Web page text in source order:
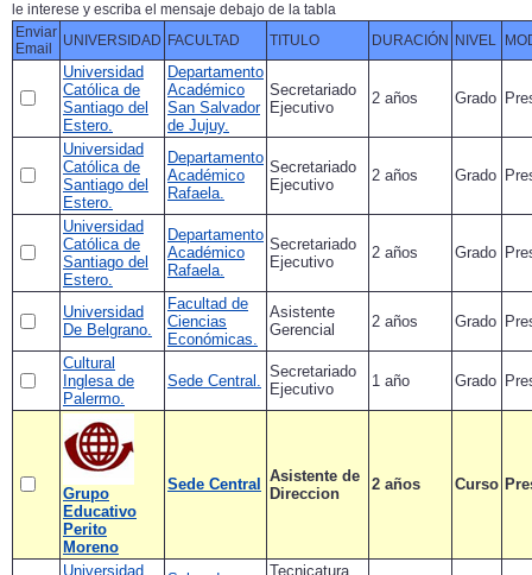
le interese y escriba el mensaje debajo de la tabla
Enviar
Email
UNIVERSIDAD FACULTAD TITULO DURACIÓN NIVEL
Universidad
Católica de
Santiago del
Estero.
Departamento
Académico
San Salvador
de Jujuy.
Secretariado
Ejecutivo
2 años Grado
Universidad
Católica de
Santiago del
Estero.
Departamento
Académico
Rafaela.
Secretariado
Ejecutivo
2 años Grado
Universidad
Católica de
Santiago del
Estero.
Departamento
Académico
Rafaela.
Secretariado
Ejecutivo
2 años Grado
Universidad
De Belgrano.
Facultad de
Ciencias
Económicas.
Asistente
Gerencial
2 años Grado
Cultural
Inglesa de
Palermo.
Sede Central.
Secretariado
Ejecutivo
1 año Grado
Grupo
Educativo
Perito
Moreno
Sede Central
Asistente de
Direccion
2 años Curso
Universidad Tecnicatura